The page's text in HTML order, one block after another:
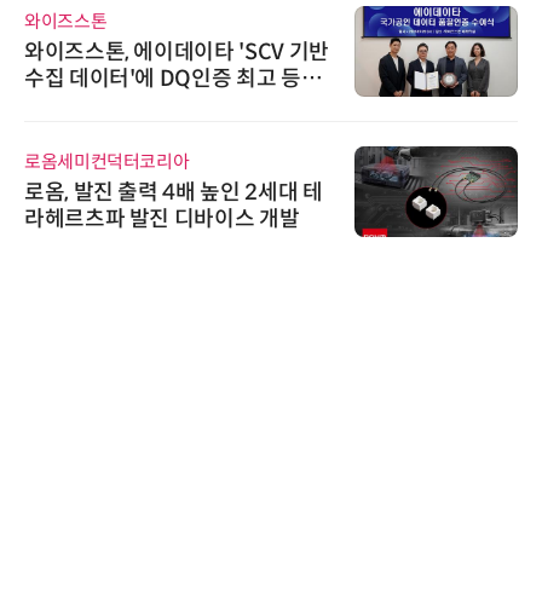
와이즈스톤
와이즈스톤, 에이데이타 'SCV 기반
수집 데이터'에 DQ인증 최고 등급
로옴세미컨덕터코리아
로옴, 발진 출력 4배 높인 2세대 테
라헤르츠파 발진 디바이스 개발